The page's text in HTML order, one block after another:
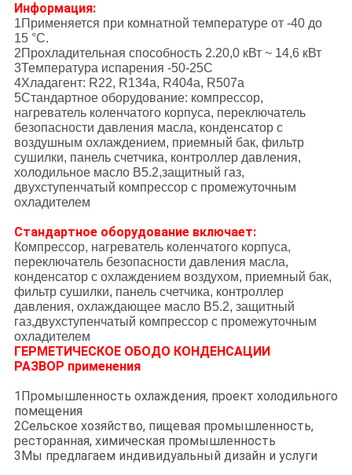
Информация:
1Применяется при комнатной температуре от -40 до
15 °C.
2Прохладительная способность 2.20,0 кВт ~ 14,6 кВт
3Температура испарения -50-25C
4Хладагент: R22, R134a, R404a, R507a
5Стандартное оборудование: компрессор,
нагреватель коленчатого корпуса, переключатель
безопасности давления масла, конденсатор с
воздушным охлаждением, приемный бак, фильтр
сушилки, панель счетчика, контроллер давления,
холодильное масло B5.2,защитный газ,
двухступенчатый компрессор с промежуточным
охладителем
Стандартное оборудование включает:
Компрессор, нагреватель коленчатого корпуса,
переключатель безопасности давления масла,
конденсатор с охлаждением воздухом, приемный бак,
фильтр сушилки, панель счетчика, контроллер
давления, охлаждающее масло B5.2, защитный
газ,двухступенчатый компрессор с промежуточным
охладителем
ГЕРМЕТИЧЕСКОЕ ОБОДО КОНДЕНСАЦИИ
РАЗВОР применения
1Промышленность охлаждения, проект холодильного
помещения
2Сельское хозяйство, пищевая промышленность,
ресторанная, химическая промышленность
3Мы предлагаем индивидуальный дизайн и услуги